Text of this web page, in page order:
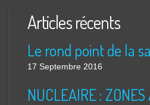
Articles récents
17 Septembre 2016